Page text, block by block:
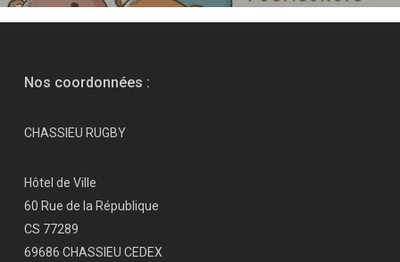
Nos coordonnées :
CHASSIEU RUGBY
Hôtel de Ville
60 Rue de la République
CS 77289
69686 CHASSIEU CEDEX